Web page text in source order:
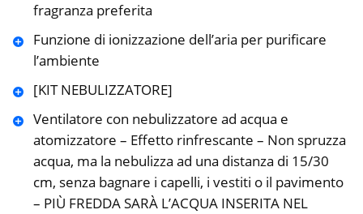
fragranza preferita
Funzione di ionizzazione dell’aria per purificare
l’ambiente
[KIT NEBULIZZATORE]
Ventilatore con nebulizzatore ad acqua e
atomizzatore – Effetto rinfrescante – Non spruzza
acqua, ma la nebulizza ad una distanza di 15/30
cm, senza bagnare i capelli, i vestiti o il pavimento
– PIÙ FREDDA SARÀ L’ACQUA INSERITA NEL